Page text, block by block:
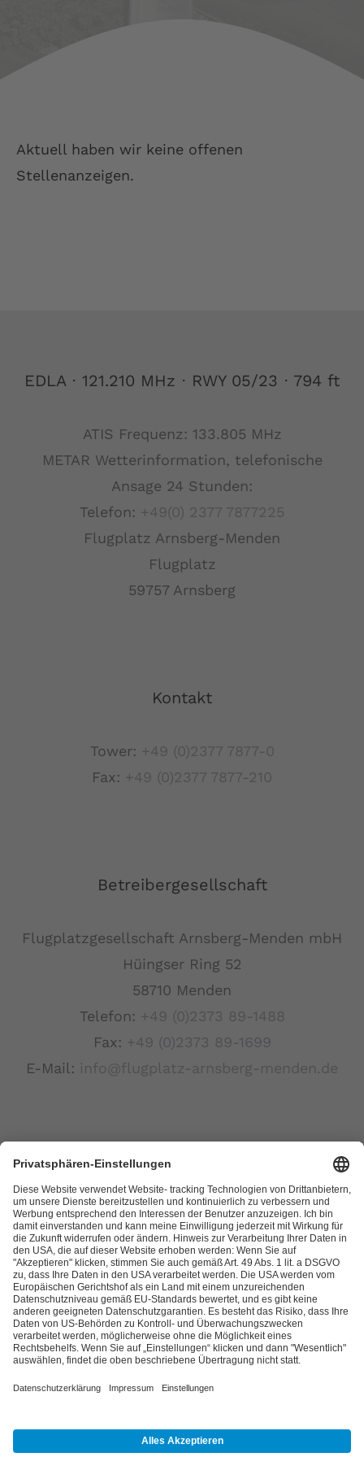
Aktuell haben wir keine offenen
Stellenanzeigen.
EDLA ⋅ 121.210 MHz ⋅ RWY 05/23 ⋅ 794 ft
ATIS Frequenz: 133.805 MHz
METAR Wetterinformation, telefonische
Ansage 24 Stunden:
Telefon: +49(0) 2377 7877225
Flugplatz Arnsberg-Menden
Flugplatz
59757 Arnsberg
Kontakt
Tower: +49 (0)2377 7877-0
Fax: +49 (0)2377 7877-210
Betreibergesellschaft
Flugplatzgesellschaft Arnsberg-Menden mbH
Hüingser Ring 52
58710 Menden
Telefon: +49 (0)2373 89-1488
Fax: +49 (0)2373 89-1699
E-Mail: info@flugplatz-arnsberg-menden.de
Kontakt
Datenschutzerklärung
Impressum